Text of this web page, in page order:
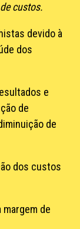
custos.
devido à
dos
e
de
de
dos custos
de